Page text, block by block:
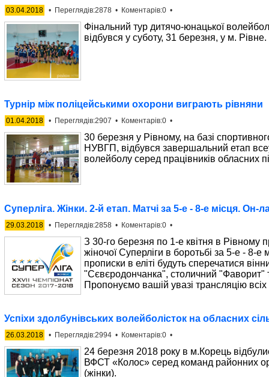
03.04.2018 • Переглядів:2878 • Коментарів:0 •
Фінальний тур дитячо-юнацької
відбувся у суботу, 31 березня, у м. Рівне.
Турнір між поліцейськими охорони виграють рівняни
01.04.2018 • Переглядів:2907 • Коментарів:0 •
30 березня у Рівному, на базі
НУВГП, відбувся завершальний етап
волейболу серед працівників обласних
Суперліга. Жінки. 2-й етап. Матчі за 5-е - 8-е місця. Он-
29.03.2018 • Переглядів:2858 • Коментарів:0 •
З 30-го березня по 1-е квітня в Рівному
жіночої Суперліги в боротьбі за 5-е - 8-
прописки в еліті будуть сперечатися
"Сєвєродончанка", столичний "Фаворит"
Пропонуємо вашій увазі трансляцію всіх
Успіхи здолбунівських волейболісток на обласних
26.03.2018 • Переглядів:2994 • Коментарів:0 •
24 березня 2018 року в м.Корець
ВФСТ «Колос» серед команд районних
(жінки).